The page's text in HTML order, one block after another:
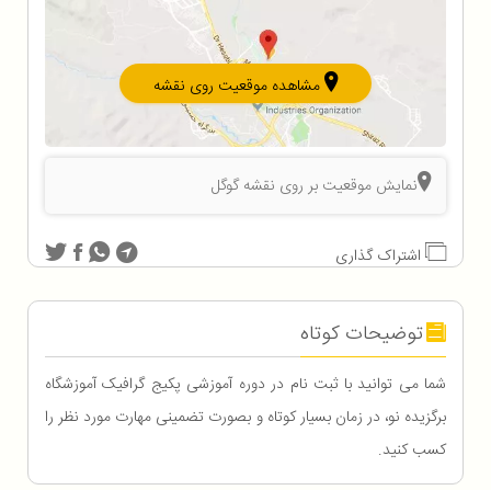
مشاهده موقعیت روی نقشه
نمایش موقعیت بر روی نقشه گوگل
اشتراک گذاری
توضیحات کوتاه
شما می توانید با ثبت نام در دوره آموزشی پکیج گرافیک آموزشگاه
برگزیده نو، در زمان بسیار کوتاه و بصورت تضمینی مهارت مورد نظر را
کسب کنید.